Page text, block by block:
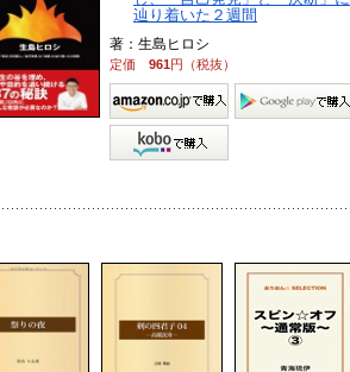
辿り着いた２週間
著：生島ヒロシ
定価 961円（税抜）